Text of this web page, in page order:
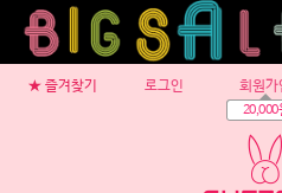
★ 즐겨찾기 로그인 회원가
20,000